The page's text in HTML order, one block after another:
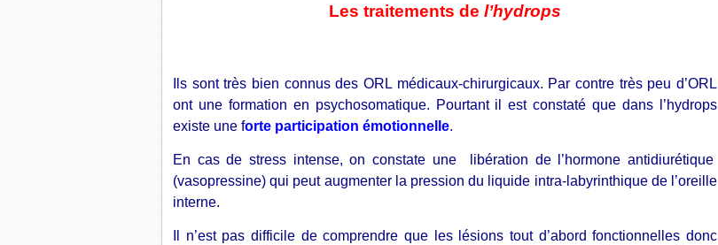
Les traitements de l’hydrops
Ils sont très bien connus des ORL médicaux-chirurgicaux. Par contre très peu d’ORL
ont une formation en psychosomatique. Pourtant il est constaté que dans l’hydrops
existe une forte participation émotionnelle.
En cas de stress intense, on constate une libération de l’hormone antidiurétique
(vasopressine) qui peut augmenter la pression du liquide intra-labyrinthique de l’oreille
interne.
Il n’est pas difficile de comprendre que les lésions tout d’abord fonctionnelles donc